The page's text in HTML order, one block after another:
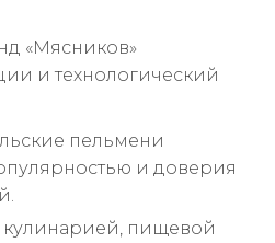
«Мясников»
и технологический
пельмени
и доверия
кулинарией, пищевой